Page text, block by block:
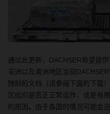
通过此更新， DACHSER希望提
非洲以及美洲地区当前DACHSER
随附的文档（请参阅下面的下载
区组织是否正正常运作，或是有
的原因。由于各国的情况可能会